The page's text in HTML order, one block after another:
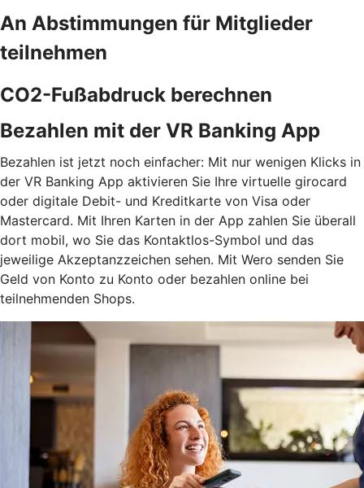
An Abstimmungen für Mitglieder
teilnehmen
CO2-Fußabdruck berechnen
Bezahlen mit der VR Banking App
Bezahlen ist jetzt noch einfacher: Mit nur wenigen Klicks in
der VR Banking App aktivieren Sie Ihre virtuelle girocard
oder digitale Debit- und Kreditkarte von Visa oder
Mastercard. Mit Ihren Karten in der App zahlen Sie überall
dort mobil, wo Sie das Kontaktlos-Symbol und das
jeweilige Akzeptanzzeichen sehen. Mit Wero senden Sie
Geld von Konto zu Konto oder bezahlen online bei
teilnehmenden Shops.